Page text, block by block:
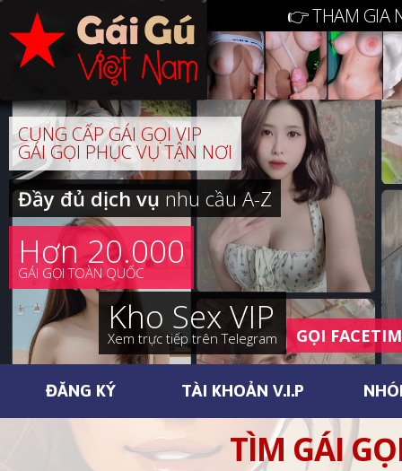
👉 THAM GIA
CUNG CẤP GÁI GỌI VIP
GÁI GỌI PHỤC VỤ TẬN NƠI
Đầy đủ dịch vụnhu cầu A-Z
Hơn 20.000
GÁI GỌI TOÀN QUỐC
Kho Sex VIP
Xem trực tiếp trên Telegram GỌI
ĐĂNG KÝ TÀI KHOẢN V.I.P
TÌM GÁI